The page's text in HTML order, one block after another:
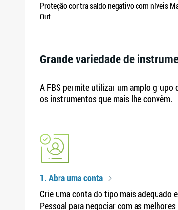
Proteção contra saldo negativo com níveis
Out
Grande variedade de
A FBS permite utilizar um amplo grupo
os instrumentos que mais lhe convêm.
1. Abra uma conta
Crie uma conta do tipo mais adequado
Pessoal para negociar com as